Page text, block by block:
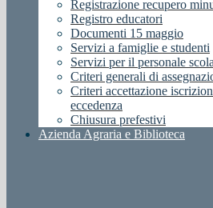
Registrazione recupero
Registro educatori
Documenti 15 maggio
Servizi a famiglie e studenti
Servizi per il personale
Criteri generali di
Criteri accettazione
eccedenza
Chiusura prefestivi
Azienda Agraria e Biblioteca